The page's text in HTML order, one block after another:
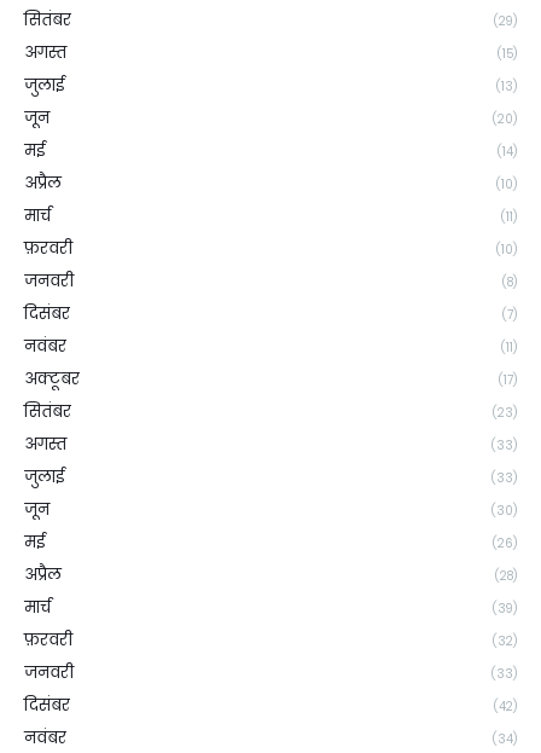
सितंबर (29)
अगस्त (15)
जुलाई (13)
जून (20)
मई (14)
अप्रैल (10)
मार्च (11)
फ़रवरी (10)
जनवरी (8)
दिसंबर (7)
नवंबर (11)
अक्टूबर (17)
सितंबर (23)
अगस्त (33)
जुलाई (33)
जून (30)
मई (26)
अप्रैल (28)
मार्च (39)
फ़रवरी (32)
जनवरी (33)
दिसंबर (42)
नवंबर (34)